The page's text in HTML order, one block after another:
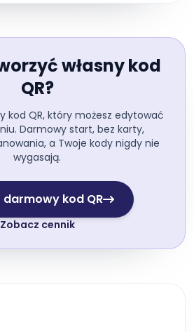
własny kod
QR?
kod QR, który możesz edytować
Darmowy start, bez karty,
a Twoje kody nigdy nie
wygasają.
darmowy kod QR
Zobacz cennik